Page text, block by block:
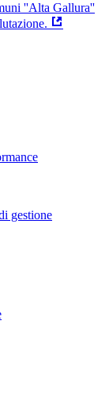
''Alta Gallura''
gestione